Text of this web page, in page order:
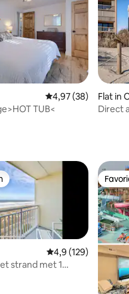
Gemiddelde
4,97 (38)
TUB<
Flat in
Direct
Gemiddelde
4,9 (129)
strand met 1